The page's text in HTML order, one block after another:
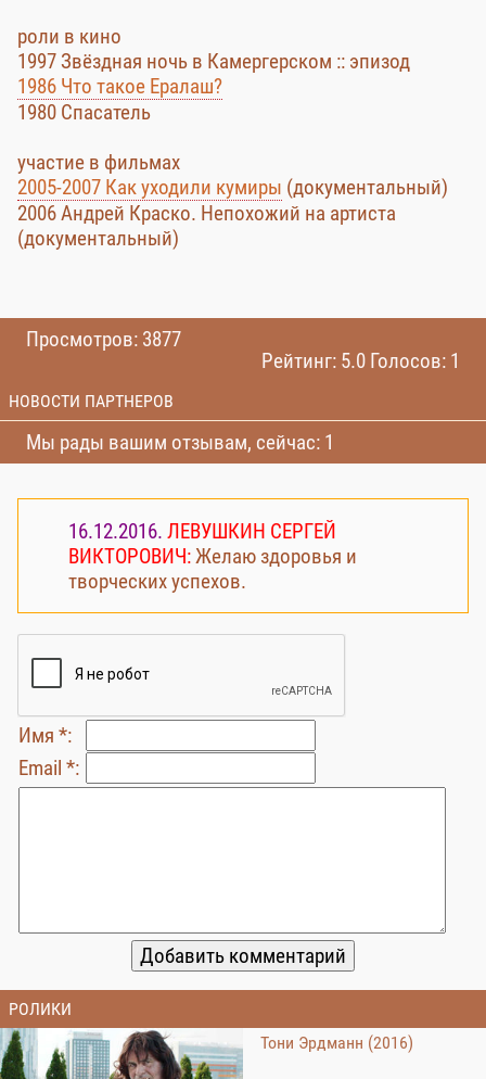
роли в кино
1997 Звёздная ночь в Камергерском :: эпизод
1986 Что такое Ералаш?
1980 Спасатель
участие в фильмах
2005-2007 Как уходили кумиры (документальный)
2006 Андрей Краско. Непохожий на артиста
(документальный)
Просмотров: 3877
Рейтинг: 5.0 Голосов: 1
НОВОСТИ ПАРТНЕРОВ
Мы рады вашим отзывам, сейчас: 1
16.12.2016. ЛЕВУШКИН СЕРГЕЙ
ВИКТОРОВИЧ: Желаю здоровья и
творческих успехов.
Имя *:
Email *:
РОЛИКИ
Тони Эрдманн (2016)